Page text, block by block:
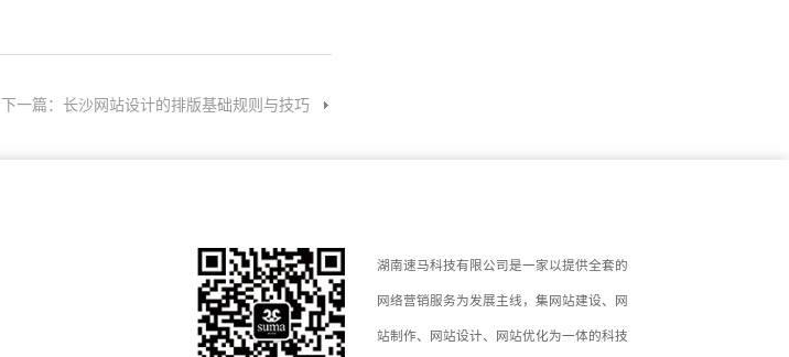
下一篇：长沙网站设计的排版基础规则与技巧
湖南速马科技有限公司是一家以提供全套的
网络营销服务为发展主线，集网站建设、网
站制作、网站设计、网站优化为一体的科技